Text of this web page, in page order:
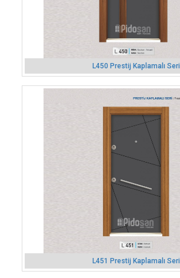
L450 Prestij Kaplamalı Seri
L451 Prestij Kaplamalı Seri